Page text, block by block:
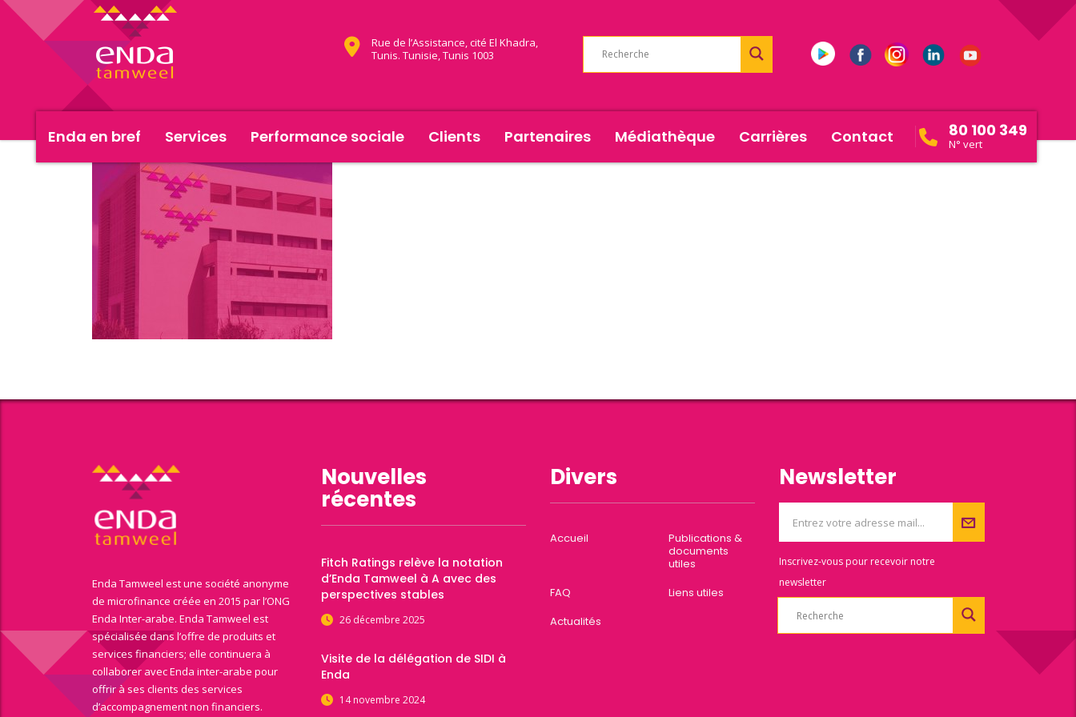
Rue de l’Assistance, cité El Khadra,
Tunis. Tunisie, Tunis 1003
Enda en bref Services Performance sociale Clients Partenaires Médiathèque Carrières Contact 80 100 349
N° vert
Enda Tamweel est une société anonyme
de microfinance créée en 2015 par l’ONG
Enda Inter-arabe. Enda Tamweel est
spécialisée dans l’offre de produits et
services financiers; elle continuera à
collaborer avec Enda inter-arabe pour
offrir à ses clients des services
d’accompagnement non financiers.
Nouvelles
récentes
Fitch Ratings relève la notation
d’Enda Tamweel à A avec des
perspectives stables
26 décembre 2025
Visite de la délégation de SIDI à
Enda
14 novembre 2024
Divers
Accueil
Publications &
documents
utiles
FAQ
Liens utiles
Actualités
Newsletter
Inscrivez-vous pour recevoir notre
newsletter